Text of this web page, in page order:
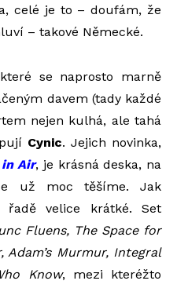
celé je to – doufám, že
– takové Německé.
se naprosto marně
davem (tady každé
nejen kulhá, ale tahá
Cynic. Jejich novinka,
in Air, je krásná deska, na
už moc těšíme. Jak
velice krátké. Set
Fluens, The Space for
Adam’s Murmur, Integral
Know, mezi kteréžto